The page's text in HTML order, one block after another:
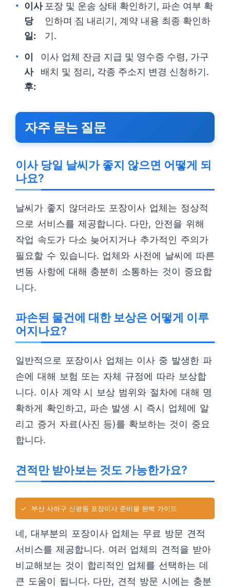
이사
당
일:
포장 및 운송 상태 확인하기, 파손 여부 확
인하며 짐 내리기, 계약 내용 최종 확인하
기.
이
사
후:
이사 업체 잔금 지급 및 영수증 수령, 가구
배치 및 정리, 각종 주소지 변경 신청하기.
자주 묻는 질문
이사 당일 날씨가 좋지 않으면 어떻게 되
나요?
날씨가 좋지 않더라도 포장이사 업체는 정상적
으로 서비스를 제공합니다. 다만, 안전을 위해
작업 속도가 다소 늦어지거나 추가적인 주의가
필요할 수 있습니다. 업체와 사전에 날씨에 따른
변동 사항에 대해 충분히 소통하는 것이 중요합
니다.
파손된 물건에 대한 보상은 어떻게 이루
어지나요?
일반적으로 포장이사 업체는 이사 중 발생한 파
손에 대해 보험 또는 자체 규정에 따라 보상합
니다. 이사 계약 시 보상 범위와 절차에 대해 명
확하게 확인하고, 파손 발생 시 즉시 업체에 알
리고 증거 자료(사진 등)를 확보하는 것이 중요
합니다.
견적만 받아보는 것도 가능한가요?
✓ 부산 사하구 신평동 포장이사 준비물 완벽 가이드
네, 대부분의 포장이사 업체는 무료 방문 견적
서비스를 제공합니다. 여러 업체의 견적을 받아
비교해보는 것이 합리적인 업체를 선택하는 데
큰 도움이 됩니다. 다만, 견적 방문 시에는 충분